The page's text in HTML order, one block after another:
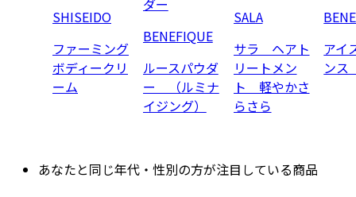
SHISEIDO
ファーミング
ボディークリ
ーム
BENEFIQUE
ルースパウダ
ー （ルミナ
イジング）
SALA
サラ ヘアト
リートメン
ト 軽やかさ
らさら
アイ
ン
あなたと同じ年代・性別の方が注目している商品